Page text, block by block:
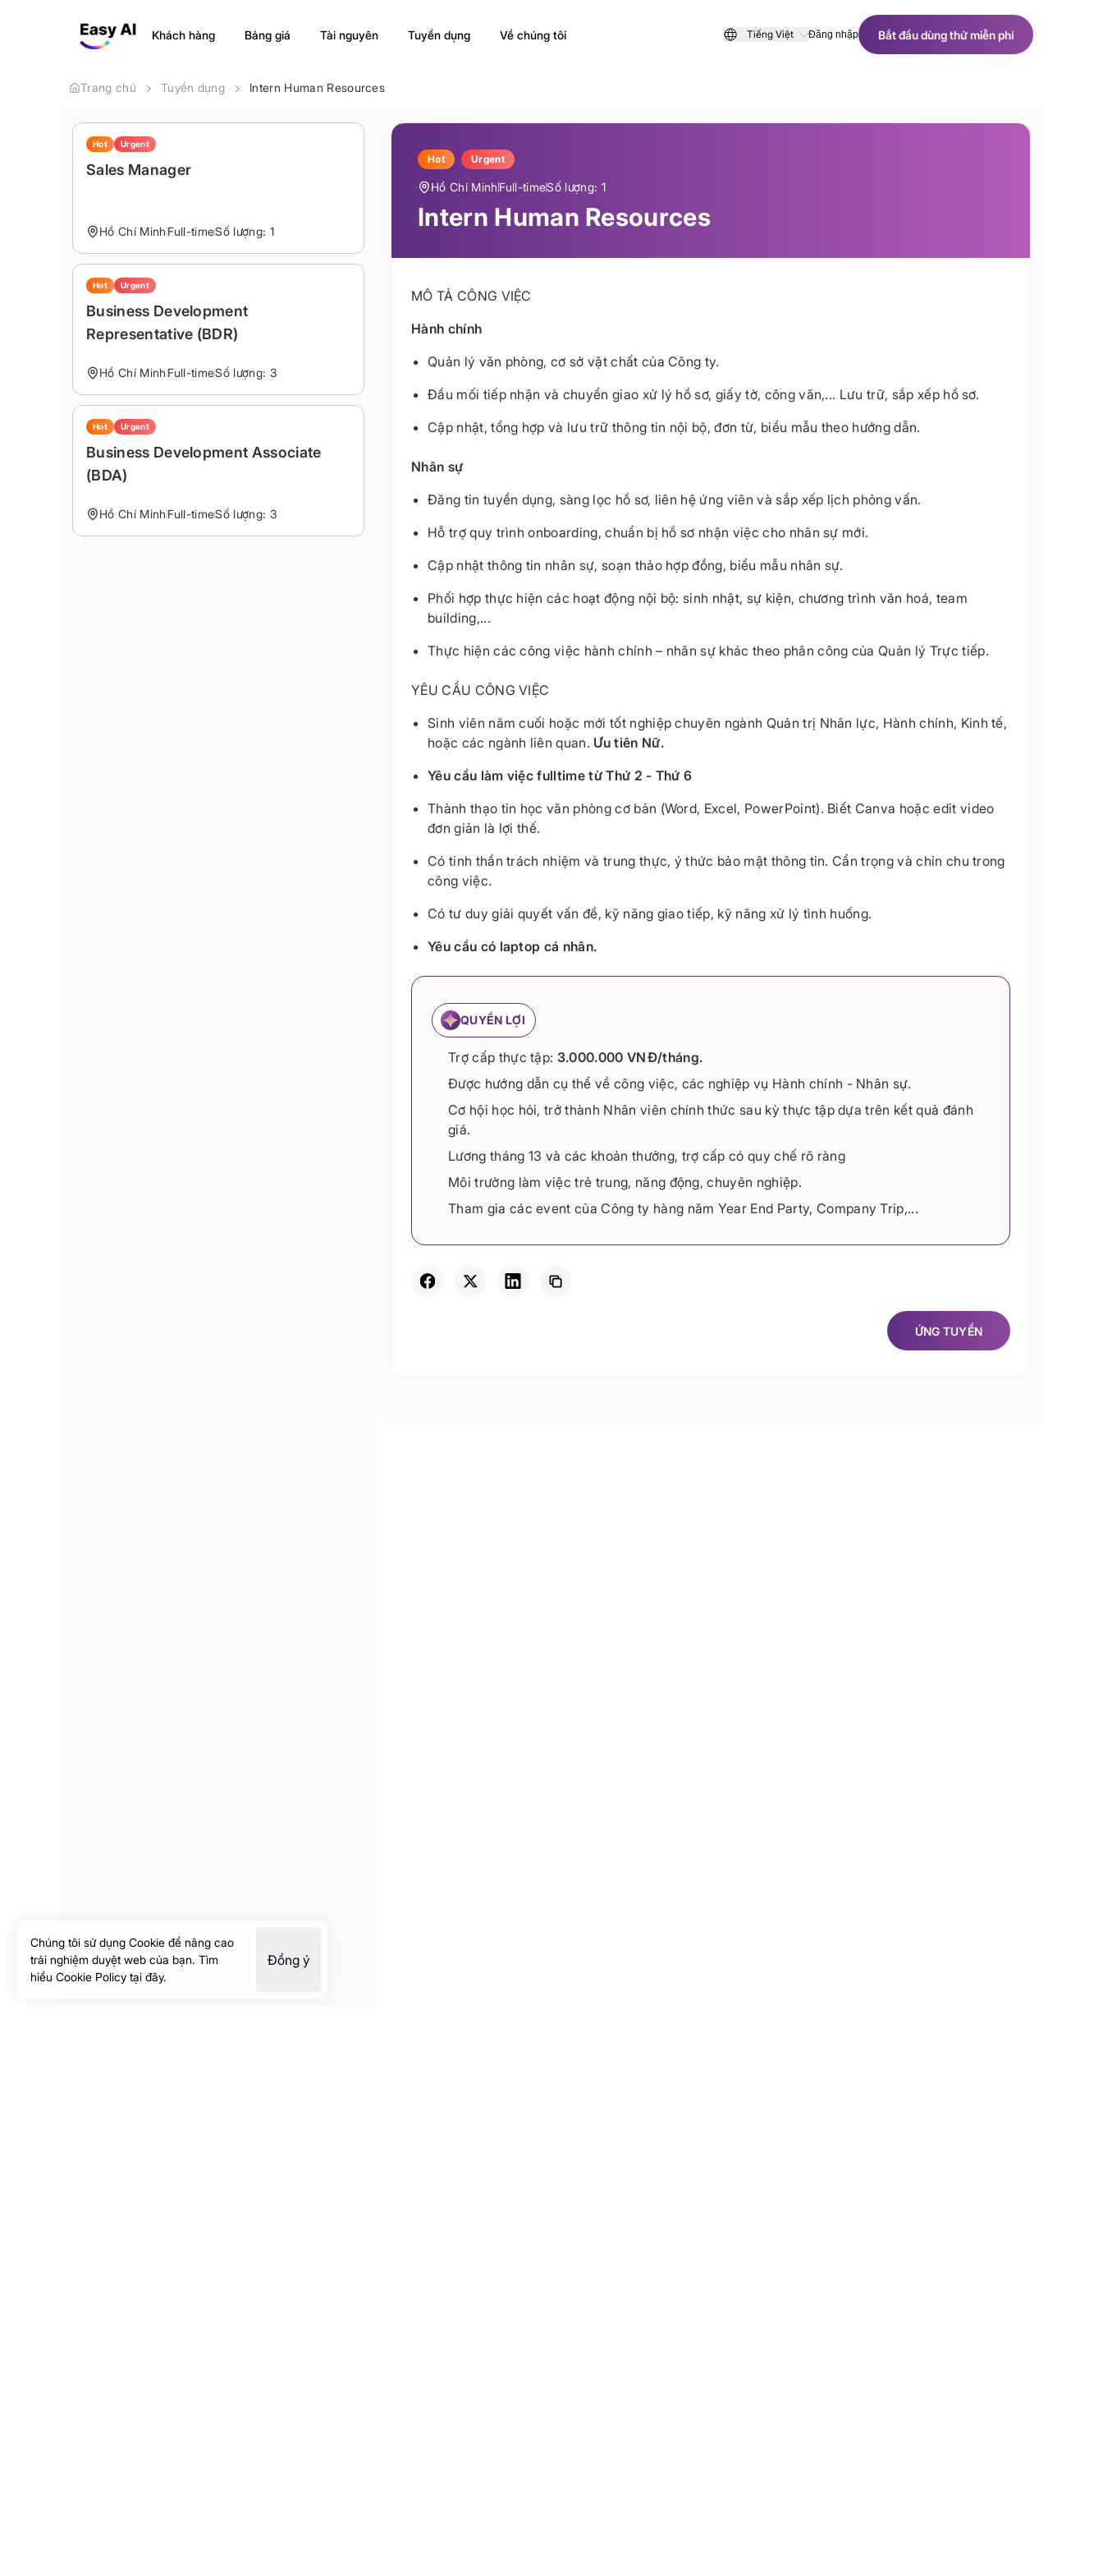
Khách hàng Bảng giá Tài nguyên Tuyển dụng Về chúng tôi Tiếng Việt Đăng nhập
Bắt đầu dùng thử miễn phí
Bắt đầu dùng thử miễn phí
Trang chủ Tuyển dụng Intern Human Resources
Hot Urgent
Sales Manager
Hồ Chí MinhFull-timeSố lượng: 1
Hot Urgent
Business Development
Representative (BDR)
Hồ Chí MinhFull-timeSố lượng: 3
Hot Urgent
Business Development Associate
(BDA)
Hồ Chí MinhFull-timeSố lượng: 3
Hot Urgent
Hồ Chí MinhFull-timeSố lượng: 1
Intern Human Resources
MÔ TẢ CÔNG VIỆC
Hành chính
Quản lý văn phòng, cơ sở vật chất của Công ty.
Đầu mối tiếp nhận và chuyển giao xử lý hồ sơ, giấy tờ, công văn,... Lưu trữ, sắp xếp hồ sơ.
Cập nhật, tổng hợp và lưu trữ thông tin nội bộ, đơn từ, biểu mẫu theo hướng dẫn.
Nhân sự
Đăng tin tuyển dụng, sàng lọc hồ sơ, liên hệ ứng viên và sắp xếp lịch phỏng vấn.
Hỗ trợ quy trình onboarding, chuẩn bị hồ sơ nhận việc cho nhân sự mới.
Cập nhật thông tin nhân sự, soạn thảo hợp đồng, biểu mẫu nhân sự.
Phối hợp thực hiện các hoạt động nội bộ: sinh nhật, sự kiện, chương trình văn hoá, team
building,...
Thực hiện các công việc hành chính – nhân sự khác theo phân công của Quản lý Trực tiếp.
YÊU CẦU CÔNG VIỆC
Sinh viên năm cuối hoặc mới tốt nghiệp chuyên ngành Quản trị Nhân lực, Hành chính, Kinh tế,
hoặc các ngành liên quan. Ưu tiên Nữ.
Yêu cầu làm việc fulltime từ Thứ 2 - Thứ 6
Thành thạo tin học văn phòng cơ bản (Word, Excel, PowerPoint). Biết Canva hoặc edit video
đơn giản là lợi thế.
Có tinh thần trách nhiệm và trung thực, ý thức bảo mật thông tin. Cẩn trọng và chỉn chu trong
công việc.
Có tư duy giải quyết vấn đề, kỹ năng giao tiếp, kỹ năng xử lý tình huống.
Yêu cầu có laptop cá nhân.
QUYỀN LỢI
Trợ cấp thực tập: 3.000.000 VNĐ/tháng.
Được hướng dẫn cụ thể về công việc, các nghiệp vụ Hành chính - Nhân sự.
Cơ hội học hỏi, trở thành Nhân viên chính thức sau kỳ thực tập dựa trên kết quả đánh
giá.
Lương tháng 13 và các khoản thưởng, trợ cấp có quy chế rõ ràng
Môi trường làm việc trẻ trung, năng động, chuyên nghiệp.
Tham gia các event của Công ty hàng năm Year End Party, Company Trip,...
ỨNG TUYỂN
ỨNG TUYỂN
Chúng tôi sử dụng Cookie để nâng cao
trải nghiệm duyệt web của bạn. Tìm
hiểu Cookie Policy tại đây.
Đồng ý